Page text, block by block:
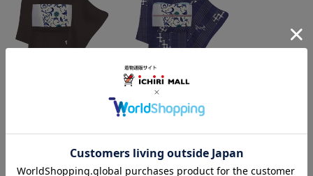
この商品をコーデする